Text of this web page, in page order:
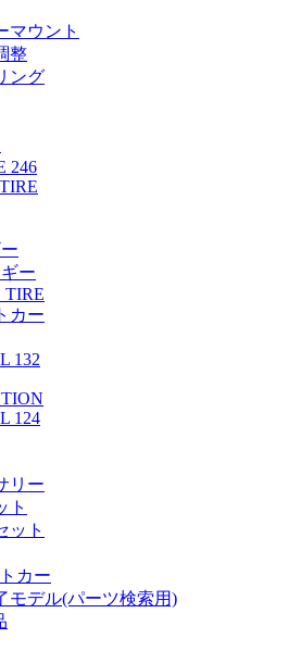
マウント
整
ング
246
ー
TIRE
カー
132
124
リー
ト
ット
カー
モデル(パーツ検索用)